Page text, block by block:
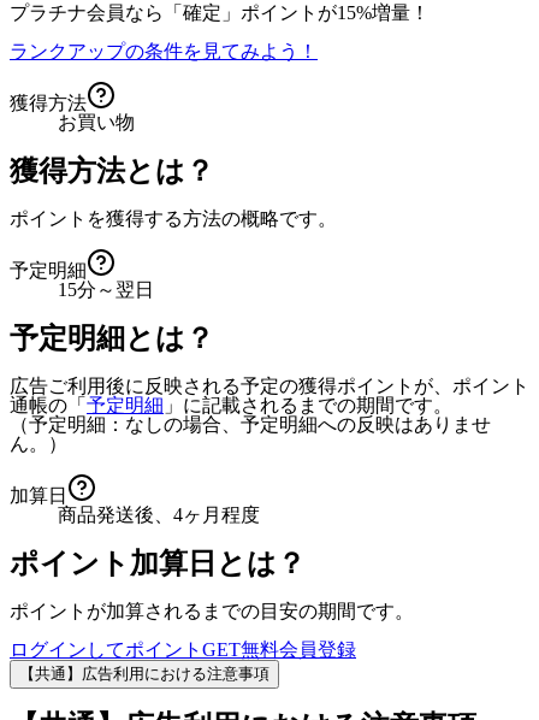
プラチナ会員なら
「確定」 ポイントが15%増量！
ランクアップの条件を見てみよう！
獲得方法
お買い物
獲得方法とは？
ポイントを獲得する方法の概略です。
予定明細
15分～翌日
予定明細とは？
広告ご利用後に反映される予定の獲得ポイントが、ポイント
通帳の「 予定明細 」に記載されるまでの期間です。
（予定明細：なしの場合、予定明細への反映はありませ
ん。）
加算日
商品発送後、4ヶ月程度
ポイント加算日とは？
ポイントが加算されるまでの目安の期間です。
ログインしてポイントGET無料会員登録
【共通】広告利用における注意事項